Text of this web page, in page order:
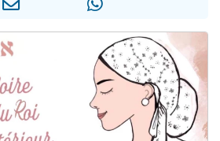
Il reste 49 places pour étudier en groupe sur Zoom
12 nouvelles musiques dans Torah-Box Music
2 personnes viennent de nous rejoindre sur WhatsApp
2 personnes viennent de nous rejoindre sur WhatsApp